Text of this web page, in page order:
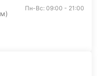
Пн-Вс: 09:00 - 21:00